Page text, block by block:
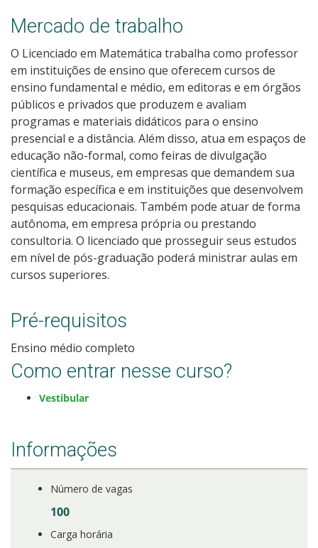
Resultados
Resultados Vagas Remanescentes
Como posso estudar no IFSC?
Calendário de inscrições
Processos Seletivos
Cotas
Inscrições e acompanhamento
Transferências e Retornos
Provas e Gabaritos
Estatísticas dos Processos Seletivos
Mercado de trabalho
O Licenciado em Matemática trabalha como professor
em instituições de ensino que oferecem cursos de
ensino fundamental e médio, em editoras e em órgãos
públicos e privados que produzem e avaliam
programas e materiais didáticos para o ensino
presencial e a distância. Além disso, atua em espaços de
educação não-formal, como feiras de divulgação
científica e museus, em empresas que demandem sua
formação específica e em instituições que desenvolvem
pesquisas educacionais. Também pode atuar de forma
autônoma, em empresa própria ou prestando
consultoria. O licenciado que prosseguir seus estudos
em nível de pós-graduação poderá ministrar aulas em
cursos superiores.
Pré-requisitos
Ensino médio completo
Como entrar nesse curso?
Vestibular
Informações
Número de vagas
100
Carga horária